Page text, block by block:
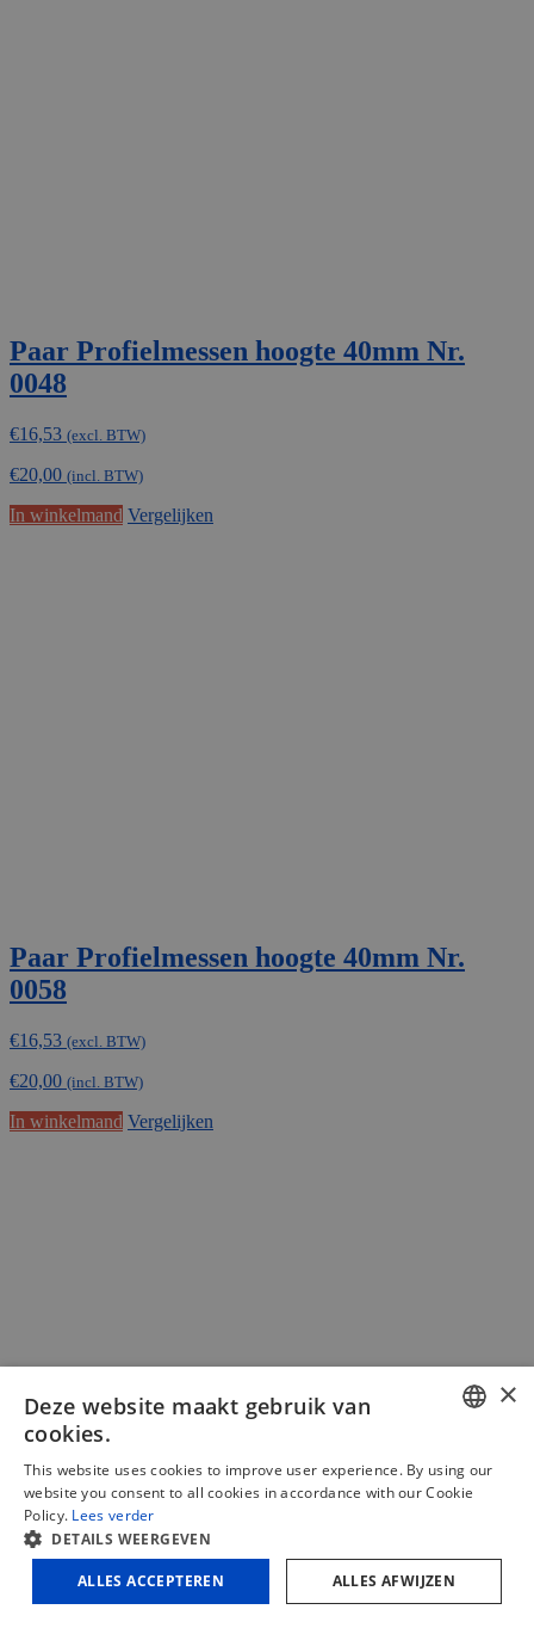
Paar Profielmessen hoogte 40mm Nr.
0048
€16,53 (excl. BTW)
€20,00 (incl. BTW)
In winkelmand Vergelijken
Paar Profielmessen hoogte 40mm Nr.
0058
€16,53 (excl. BTW)
€20,00 (incl. BTW)
In winkelmand Vergelijken
Paar Profielmessen hoogte 40mm Nr.
FRENCH
×
Deze website maakt gebruik van
cookies.
This website uses cookies to improve user experience. By using our
website you consent to all cookies in accordance with our Cookie
Policy. Lees verder
DETAILS WEERGEVEN
ALLES ACCEPTEREN ALLES AFWIJZEN